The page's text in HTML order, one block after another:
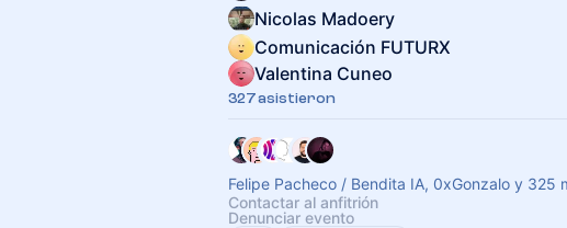
Nicolas Madoery
Comunicación FUTURX
Valentina Cuneo
327 asistieron
Felipe Pacheco / Bendita IA, 0xGonzalo y 325
Contactar al anfitrión
Denunciar evento